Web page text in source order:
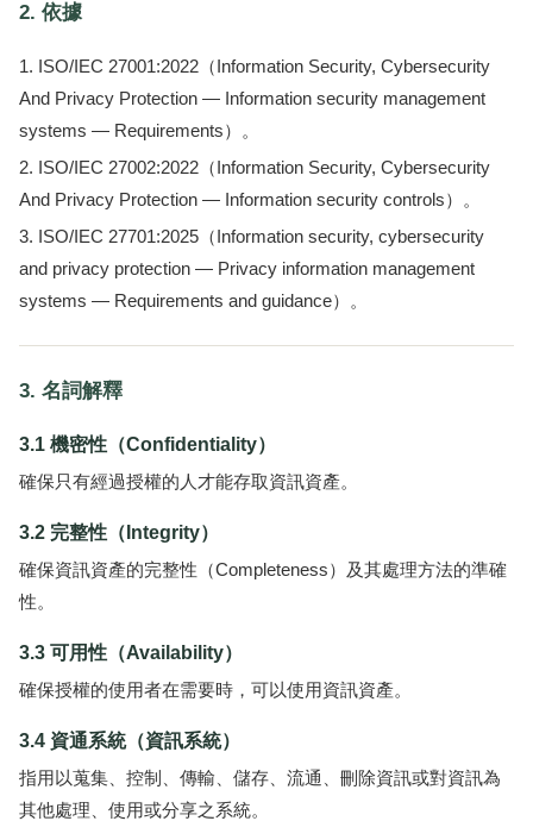
2. 依據
ISO/IEC 27001:2022（Information Security, Cybersecurity
And Privacy Protection — Information security management
systems — Requirements）。
ISO/IEC 27002:2022（Information Security, Cybersecurity
And Privacy Protection — Information security controls）。
ISO/IEC 27701:2025（Information security, cybersecurity
and privacy protection — Privacy information management
systems — Requirements and guidance）。
3. 名詞解釋
3.1 機密性（Confidentiality）
確保只有經過授權的人才能存取資訊資產。
3.2 完整性（Integrity）
確保資訊資產的完整性（Completeness）及其處理方法的準確
性。
3.3 可用性（Availability）
確保授權的使用者在需要時，可以使用資訊資產。
3.4 資通系統（資訊系統）
指用以蒐集、控制、傳輸、儲存、流通、刪除資訊或對資訊為
其他處理、使用或分享之系統。